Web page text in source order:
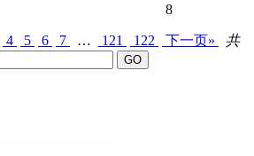
8
4 5 6 7 … 121 122 下一页»
共